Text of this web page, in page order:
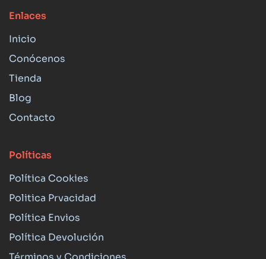
Enlaces
Inicio
Conócenos
Tienda
Blog
Contacto
Políticas
Política Cookies
Politica Prvacidad
Política Envios
Política Devolución